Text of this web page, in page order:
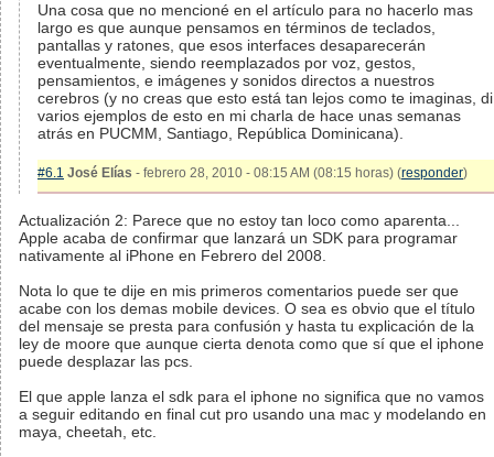
Una cosa que no mencioné en el artículo para no hacerlo mas
largo es que aunque pensamos en términos de teclados,
pantallas y ratones, que esos interfaces desaparecerán
eventualmente, siendo reemplazados por voz, gestos,
pensamientos, e imágenes y sonidos directos a nuestros
cerebros (y no creas que esto está tan lejos como te imaginas, di
varios ejemplos de esto en mi charla de hace unas semanas
atrás en PUCMM, Santiago, República Dominicana).
#6.1 José Elías - febrero 28, 2010 - 08:15 AM (08:15 horas) (responder)
Actualización 2: Parece que no estoy tan loco como aparenta...
Apple acaba de confirmar que lanzará un SDK para programar
nativamente al iPhone en Febrero del 2008.
Nota lo que te dije en mis primeros comentarios puede ser que
acabe con los demas mobile devices. O sea es obvio que el título
del mensaje se presta para confusión y hasta tu explicación de la
ley de moore que aunque cierta denota como que sí que el iphone
puede desplazar las pcs.
El que apple lanza el sdk para el iphone no significa que no vamos
a seguir editando en final cut pro usando una mac y modelando en
maya, cheetah, etc.